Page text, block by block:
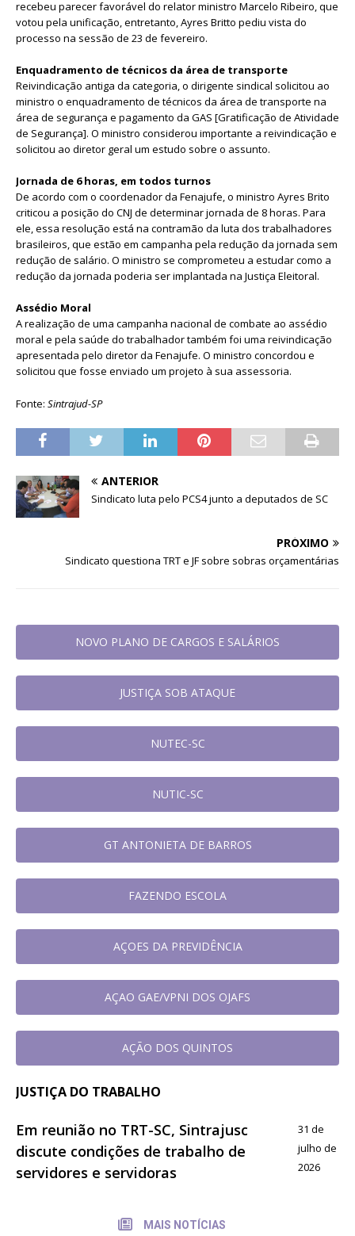
recebeu parecer favorável do relator ministro Marcelo Ribeiro, que
votou pela unificação, entretanto, Ayres Britto pediu vista do
processo na sessão de 23 de fevereiro.
Enquadramento de técnicos da área de transporte
Reivindicação antiga da categoria, o dirigente sindical solicitou ao
ministro o enquadramento de técnicos da área de transporte na
área de segurança e pagamento da GAS [Gratificação de Atividade
de Segurança]. O ministro considerou importante a reivindicação e
solicitou ao diretor geral um estudo sobre o assunto.
Jornada de 6 horas, em todos turnos
De acordo com o coordenador da Fenajufe, o ministro Ayres Brito
criticou a posição do CNJ de determinar jornada de 8 horas. Para
ele, essa resolução está na contramão da luta dos trabalhadores
brasileiros, que estão em campanha pela redução da jornada sem
redução de salário. O ministro se comprometeu a estudar como a
redução da jornada poderia ser implantada na Justiça Eleitoral.
Assédio Moral
A realização de uma campanha nacional de combate ao assédio
moral e pela saúde do trabalhador também foi uma reivindicação
apresentada pelo diretor da Fenajufe. O ministro concordou e
solicitou que fosse enviado um projeto à sua assessoria.
Fonte: Sintrajud-SP
ANTERIOR
Sindicato luta pelo PCS4 junto a deputados de SC
PRÓXIMO
Sindicato questiona TRT e JF sobre sobras orçamentárias
NOVO PLANO DE CARGOS E SALÁRIOS
JUSTIÇA SOB ATAQUE
NUTEC-SC
NUTIC-SC
GT ANTONIETA DE BARROS
FAZENDO ESCOLA
AÇOES DA PREVIDÊNCIA
AÇAO GAE/VPNI DOS OJAFS
AÇÃO DOS QUINTOS
JUSTIÇA DO TRABALHO
Em reunião no TRT-SC, Sintrajusc
discute condições de trabalho de
servidores e servidoras
31 de
julho de
2026
MAIS NOTÍCIAS